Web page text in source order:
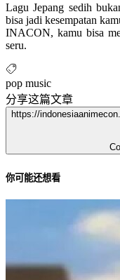
Lagu Jepang sedih
bisa jadi kesempatan
INACON, kamu bisa
seru.
pop music
分享这篇文章
https://
你可能还想看